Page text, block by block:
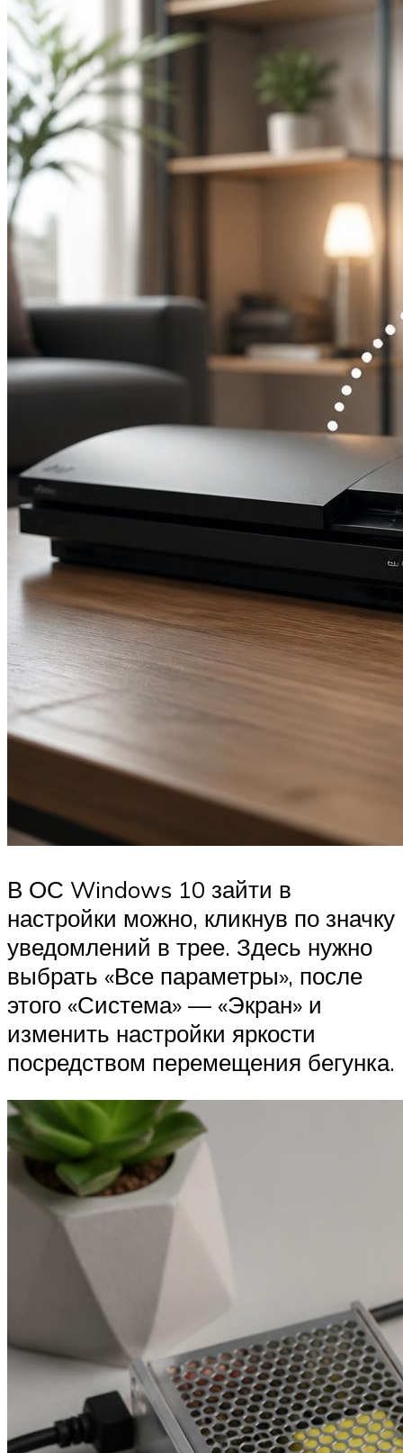
В ОС Windows 10 зайти в
настройки можно, кликнув по значку
уведомлений в трее. Здесь нужно
выбрать «Все параметры», после
этого «Система» — «Экран» и
изменить настройки яркости
посредством перемещения бегунка.